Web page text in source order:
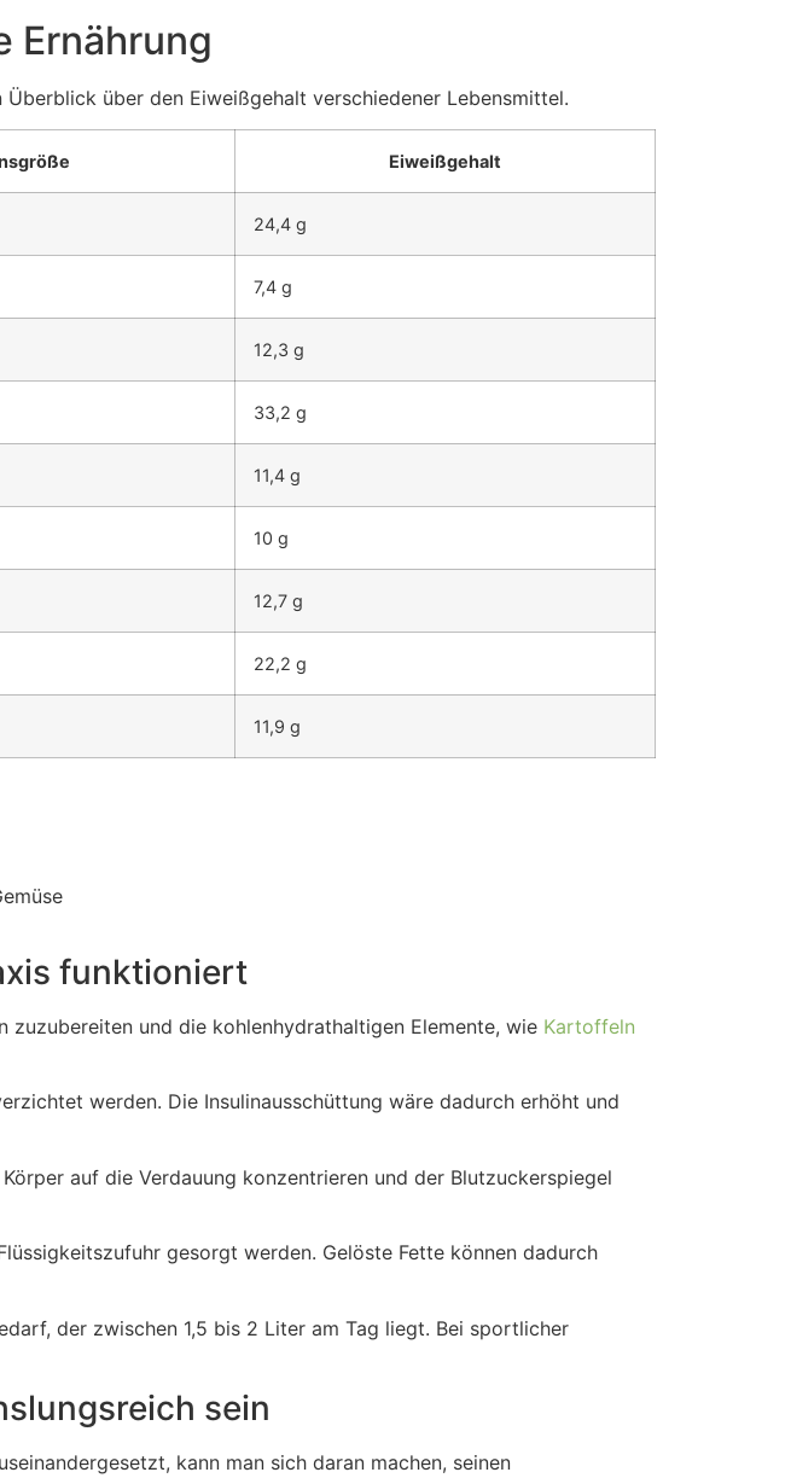
Ernährung
über den Eiweißgehalt verschiedener Lebensmittel.
Eiweißgehalt
24,4 g
7,4 g
12,3 g
33,2 g
11,4 g
10 g
12,7 g
22,2 g
11,9 g
funktioniert
und die kohlenhydrathaltigen Elemente, wie Kartoffeln
werden. Die Insulinausschüttung wäre dadurch erhöht und
auf die Verdauung konzentrieren und der Blutzuckerspiegel
gesorgt werden. Gelöste Fette können dadurch
der zwischen 1,5 bis 2 Liter am Tag liegt. Bei sportlicher
sein
kann man sich daran machen, seinen